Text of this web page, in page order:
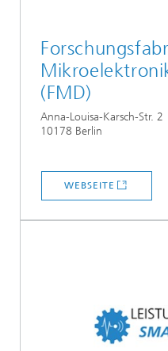
(FMD)
Anna-Louisa-Karsch-Str. 2
10178 Berlin
WEBSEITE